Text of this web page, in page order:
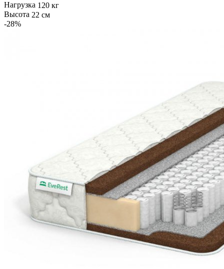
Нагрузка 120 кг
Высота 22 см
-28%